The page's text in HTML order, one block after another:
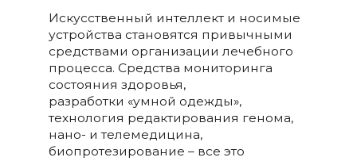
Искусственный интеллект и носимые
устройства становятся привычными
средствами организации лечебного
процесса. Средства мониторинга
состояния здоровья,
разработки «умной одежды»,
технология редактирования генома,
нано- и телемедицина,
биопротезирование – все это